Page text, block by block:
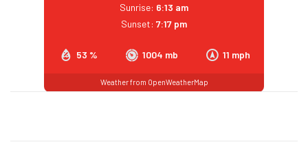
53 % 1004 mb 11 mph
Sunrise: 6:13 am
Sunset: 7:17 pm
Weather from OpenWeatherMap